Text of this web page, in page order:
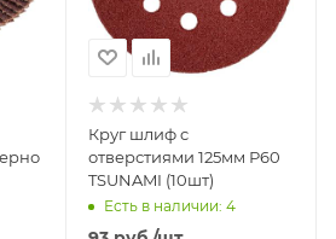
Круг шлиф c
отверстиями 125мм Р60
TSUNAMI (10шт)
Есть в наличии: 4